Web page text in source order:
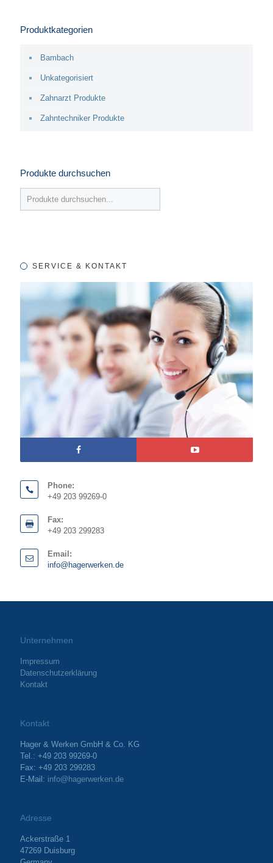
Produktkategorien
Bambach
Unkategorisiert
Zahnarzt Produkte
Zahntechniker Produkte
Produkte durchsuchen
SERVICE & KONTAKT
Phone:
+49 203 99269-0
Fax:
+49 203 299283
Email:
info@hagerwerken.de
Unternehmen
Impressum
Datenschutzerklärung
Kontakt
Kontakt
Hager & Werken GmbH & Co. KG
Tel.: +49 203 99269-0
Fax: +49 203 299283
E-Mail: info@hagerwerken.de
Adresse
Ackerstraße 1
47269 Duisburg